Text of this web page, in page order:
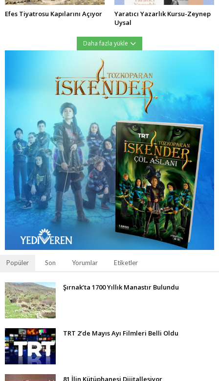
Efes Tiyatrosu Kapılarını Açıyor
Yaratıcı Yazarlık Kursu-Zeynep
Uysal
Daha fazla yükle
Popüler Son Yorumlar Etiketler
Şırnak’ta 1700 Yıllık Manastır Bulundu
TRT 2’de Mayıs Ayı Filmleri Belli Oldu
81 İlin Kütüphanesi Dijitalleşiyor